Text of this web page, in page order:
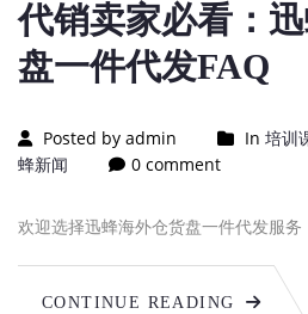
代销卖家必看：
盘一件代发FAQ
Posted by admin In 培训
蜂新闻
0 comment
欢迎选择迅蜂海外仓货盘一件代发服
CONTINUE READING